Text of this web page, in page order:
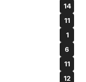
14
11
1
6
11
12